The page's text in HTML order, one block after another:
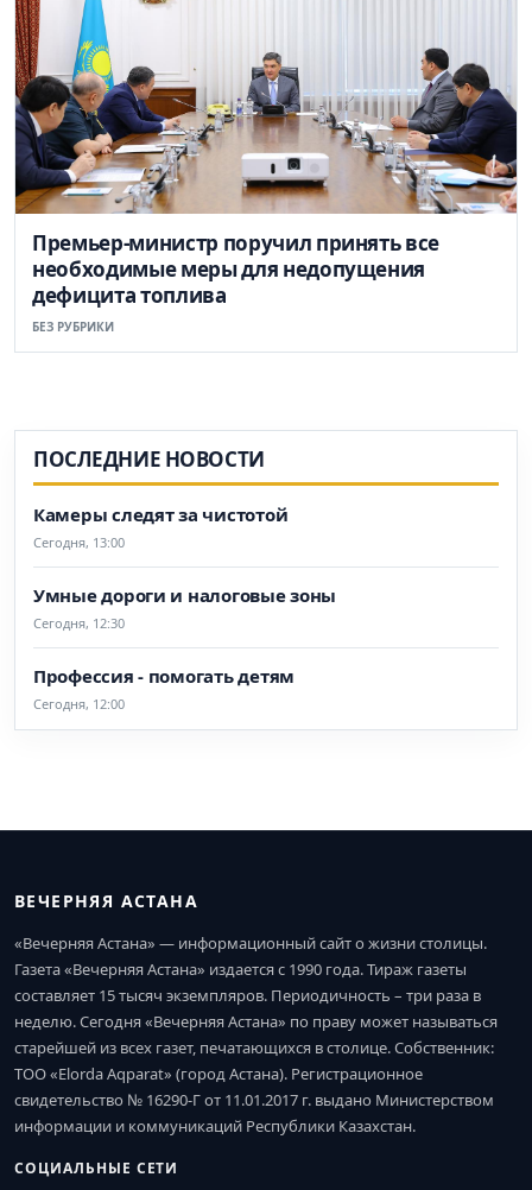
Премьер-министр поручил принять все
необходимые меры для недопущения
дефицита топлива
БЕЗ РУБРИКИ
ПОСЛЕДНИЕ НОВОСТИ
Камеры следят за чистотой
Сегодня, 13:00
Умные дороги и налоговые зоны
Сегодня, 12:30
Профессия - помогать детям
Сегодня, 12:00
ВЕЧЕРНЯЯ АСТАНА
«Вечерняя Астана» — информационный сайт о жизни столицы.
Газета «Вечерняя Астана» издается с 1990 года. Тираж газеты
составляет 15 тысяч экземпляров. Периодичность – три раза в
неделю. Сегодня «Вечерняя Астана» по праву может называться
старейшей из всех газет, печатающихся в столице. Собственник:
ТОО «Elorda Aqparat» (город Астана). Регистрационное
свидетельство № 16290-Г от 11.01.2017 г. выдано Министерством
информации и коммуникаций Республики Казахстан.
СОЦИАЛЬНЫЕ СЕТИ